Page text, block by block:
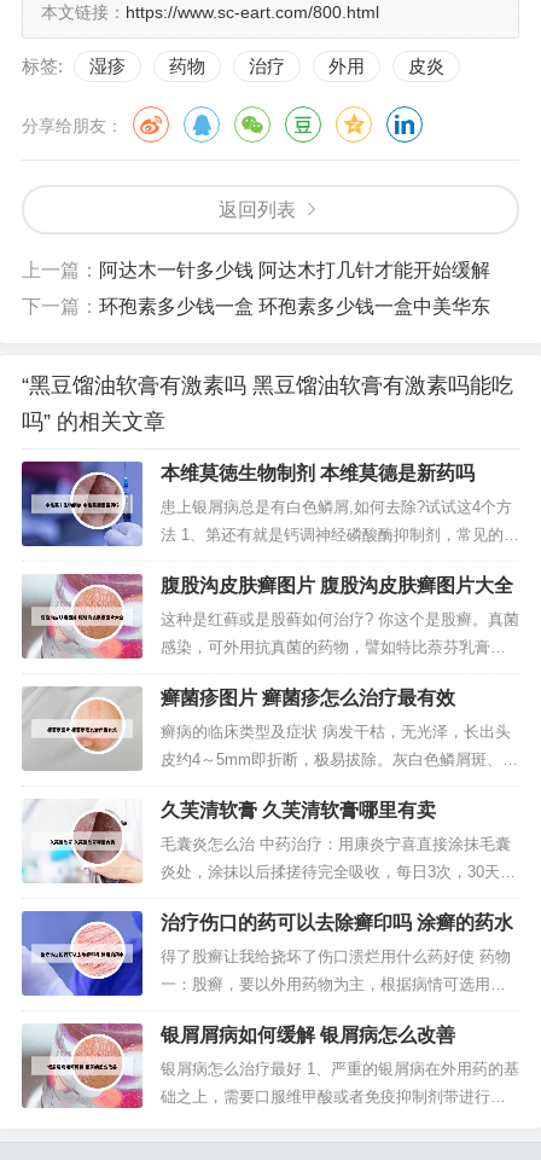
本文链接： https://www.sc-eart.com/800.html
标签: 湿疹 药物 治疗 外用 皮炎
分享给朋友：
返回列表
上一篇： 阿达木一针多少钱 阿达木打几针才能开始缓解
下一篇： 环孢素多少钱一盒 环孢素多少钱一盒中美华东
“黑豆馏油软膏有激素吗 黑豆馏油软膏有激素吗能吃
吗” 的相关文章
本维莫徳生物制剂 本维莫德是新药吗
患上银屑病总是有白色鳞屑,如何去除?试试这4个方
法 1、第还有就是钙调神经磷酸酶抑制剂，常见的有
他克莫司和吡美莫司乳膏。此外，一些水杨酸软
膏、焦油制剂也对银屑病有治疗的作用。2、要注意
蛋白质的摄入，除了每天来的饮食外，还需增加1—
2只鸡蛋，以补充失去的蛋白质。因为大量的鳞屑脱
落，蛋白质损失也多。注意...
腹股沟皮肤癣图片 腹股沟皮肤癣图片大全
这种是红藓或是股藓如何治疗? 你这个是股癣。真菌
感染，可外用抗真菌的药物，譬如特比萘芬乳膏。
不能使用我们常见的糖皮质软膏（治疗湿疹、瘙
痒），否则会加重病情。或者可以去药店问：治疗
股癣的软膏。通常，治疗股癣的方法可能包括使用
抗真菌药物、外用药膏或乳液、保持皮肤清洁干燥
等。我是一个AI助手，但不是医生。...
癣菌疹图片 癣菌疹怎么治疗最有效
癣病的临床类型及症状 病发干枯，无光泽，长出头
皮约4～5mm即折断，极易拔除。灰白色鳞屑斑、菌
鞘和断发是白癣三大临床特征。部分患者可并发脓
癣、体股癣、甲癣和肉芽肿。初期只是会掉皮屑，
严重的会溃烂，发臭。04 湿疹 湿疹可出现在身体的
各个部位，瘙痒感明显，是一个个红色的小疙瘩，
成片的长，很损形象。本...
久芙清软膏 久芙清软膏哪里有卖
毛囊炎怎么治 中药治疗：用康炎宁喜直接涂抹毛囊
炎处，涂抹以后揉搓待完全吸收，每日3次，30天1
个疗程，1个疗程就可以治愈，待症状消失后一定要
巩固1-2周，预防复发。大面积毛囊炎可配合口服罗
红霉素有助于治疗。目录方法1：家庭照料、治疗轻
度毛囊炎用抗菌肥皂定期清洗该部位。用温水和醋
酸铝浸泡炎症部位。用燕...
治疗伤口的药可以去除癣印吗 涂癣的药水
得了股癣让我给挠坏了伤口溃烂用什么药好使 药物
一：股癣，要以外用药物为主，根据病情可选用水
杨酸苯甲酸酊、复方苯甲酸搽剂、复方苯甲酸软
膏、水杨酸软膏、1％克霉唑霜、益康唑霜、达克宁
霜、联苯苄唑霜等。通常图蓒※ 春 ， 乳 ※膏（ 蓒
改成廯 ）在涂药后3～7日瘙痒感减轻，炎症减退，
银屑屑病如何缓解 银屑病怎么改善
银屑病怎么治疗最好 1、严重的银屑病在外用药的基
础之上，需要口服维甲酸或者免疫抑制剂带进行治